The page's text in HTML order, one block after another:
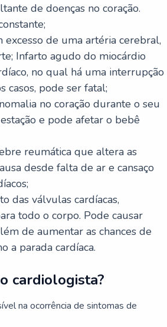
de doenças no coração.
de uma artéria cerebral,
Infarto agudo do miocárdio
no qual há uma interrupção
casos, pode ser fatal;
no coração durante o seu
e pode afetar o bebê
reumática que altera as
desde falta de ar e cansaço
das válvulas cardíacas,
todo o corpo. Pode causar
de aumentar as chances de
a parada cardíaca.
cardiologista?
na ocorrência de sintomas de